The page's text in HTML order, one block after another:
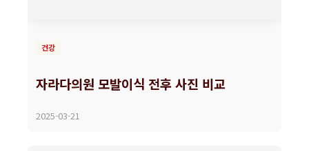
건강
자라다의원 모발이식 전후 사진 비교
2025-03-21